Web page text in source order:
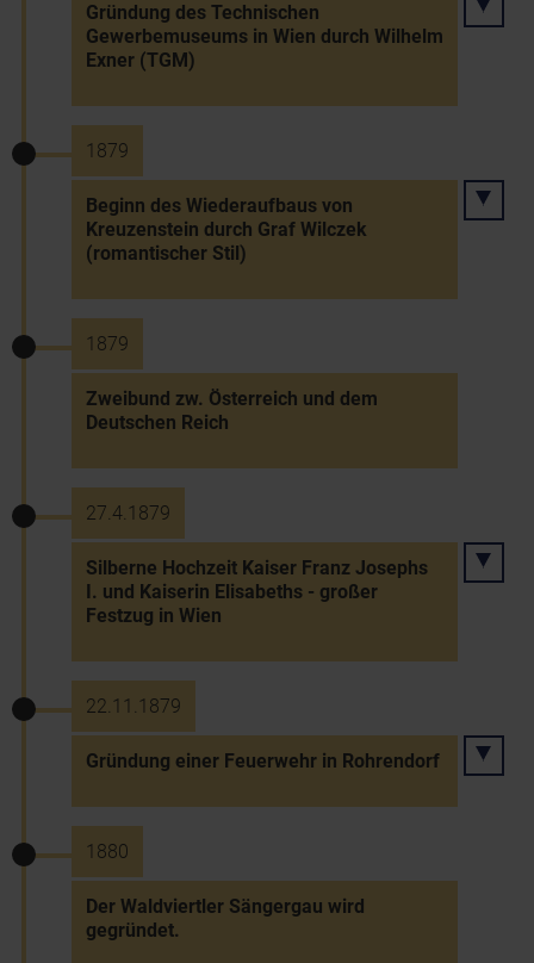
Gründung des Technischen
Gewerbemuseums in Wien durch Wilhelm
Exner (TGM)
1879
Beginn des Wiederaufbaus von
Kreuzenstein durch Graf Wilczek
(romantischer Stil)
1879
Zweibund zw. Österreich und dem
Deutschen Reich
27.4.1879
Silberne Hochzeit Kaiser Franz Josephs
I. und Kaiserin Elisabeths - großer
Festzug in Wien
22.11.1879
Gründung einer Feuerwehr in Rohrendorf
1880
Der Waldviertler Sängergau wird
gegründet.